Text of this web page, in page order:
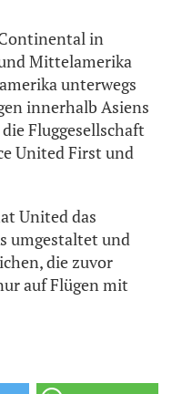
in
Mittelamerika
unterwegs
innerhalb Asiens
Fluggesellschaft
United First und
United das
umgestaltet und
die zuvor
auf Flügen mit